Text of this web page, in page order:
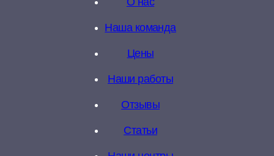
Наша команда
Цены
Наши работы
Отзывы
Статьи